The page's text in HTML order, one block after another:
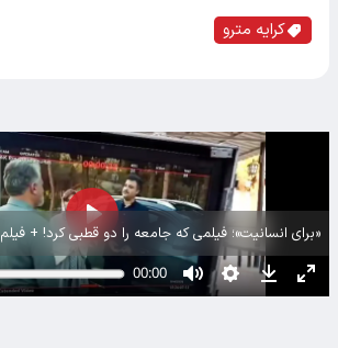
کرایه مترو
«برای انسانیت»؛ فیلمی که جامعه را دو قطبی کرد! + فیلم